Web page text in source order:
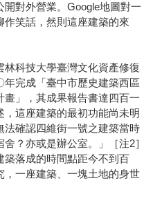
對外營業。Google地圖對一
作笑話，然則這座建築的來
科技大學臺灣文化資產修復
完成「臺中市歷史建築西區
」，其成果報告書達四百一
這座建築的最初功能尚未明
確認四維街一號之建築當時
？亦或是辦公室。」［注2］
築落成的時間點距今不到百
一座建築、一塊土地的身世